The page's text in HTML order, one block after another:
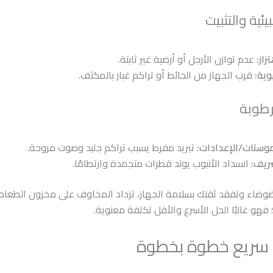
والتثبيت
عدم توازن الأرجل أو أرضية غير ثابتة.
قرب الجهاز من الحائط أو تراكم غبار بالمكثف.
الإعدادات: تبريد مفرط يسبب تراكم جليد وصوت مروحة.
انسداد الأنبوب يولد قطرات متجمدة وارتطامًا.
وتفقد ثقتك بسلامة الجهاز، تزداد المخاوف على مخزون
غالبًا الحل الأسرع والأقل تكلفة معنوية.
خطوة بخطوة